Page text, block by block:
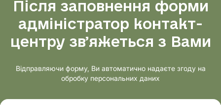
Після заповнення форми
адміністратор контакт-
центру звʼяжеться з Вами
Відправляючи форму, Ви автоматично надаєте згоду на
обробку персональних даних